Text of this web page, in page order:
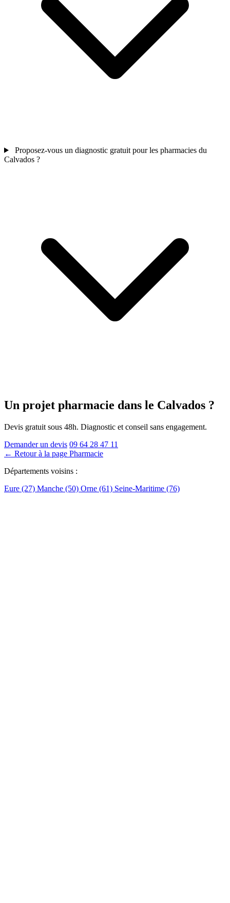
Proposez-vous un diagnostic gratuit pour les pharmacies du
Calvados ?
Un projet pharmacie dans le Calvados ?
Devis gratuit sous 48h. Diagnostic et conseil sans engagement.
Demander un devis 09 64 28 47 11
← Retour à la page Pharmacie
Départements voisins :
Eure (27) Manche (50) Orne (61) Seine-Maritime (76)